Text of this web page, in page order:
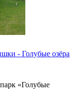
- Голубые озёра
«Голубые